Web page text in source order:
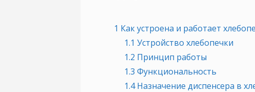
1 Как устроена и работает
1.1 Устройство хлебопечки
1.2 Принцип работы
1.3 Функциональность
1.4Назначение диспенсера в